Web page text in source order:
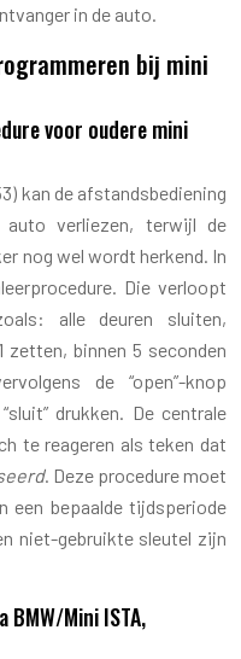
in de auto.
bij mini
voor oudere mini
kan de afstandsbediening
verliezen, terwijl de
nog wel wordt herkend. In
Die verloopt
alle deuren sluiten,
binnen 5 seconden
de “open”-knop
drukken. De centrale
te reageren als teken dat
. Deze procedure moet
een bepaalde tijdsperiode
niet-gebruikte sleutel zijn
BMW/Mini ISTA,